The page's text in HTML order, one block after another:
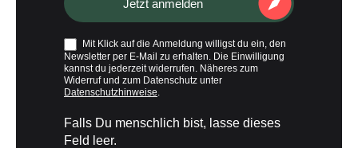
Jetzt anmelden
Mit Klick auf die Anmeldung willigst du ein, den
Newsletter per E-Mail zu erhalten. Die Einwilligung
kannst du jederzeit widerrufen. Näheres zum
Widerruf und zum Datenschutz unter
Datenschutzhinweise.
Falls Du menschlich bist, lasse dieses
Feld leer.